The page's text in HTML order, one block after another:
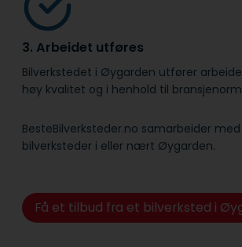
3. Arbeidet utføres
Bilverkstedet i Øygarden utfører
høy kvalitet og i henhold til
BesteBilverksteder.no samarbeider
bilverksteder i eller nært Øygarden.
Få et tilbud fra et bilverksted i